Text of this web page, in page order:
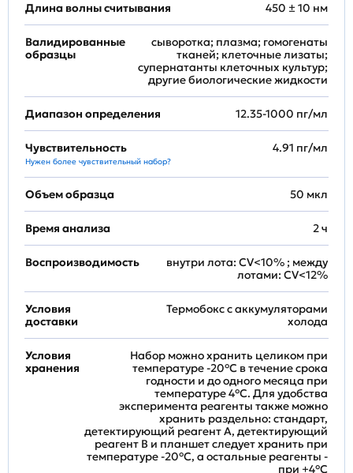
Длина волны считывания 450 ± 10 нм
Валидированные
образцы
сыворотка; плазма; гомогенаты
тканей; клеточные лизаты;
супернатанты клеточных культур;
другие биологические жидкости
Диапазон определения 12.35-1000 пг/мл
Чувствительность
Нужен более чувствительный набор?
4.91 пг/мл
Объем образца 50 мкл
Время анализа 2 ч
Воспроизводимость
внутри лота: CV<10% ; между
лотами: CV<12%
Условия
доставки
Термобокс с аккумуляторами
холода
Условия
хранения
Набор можно хранить целиком при
температуре -20°C в течение срока
годности и до одного месяца при
температуре 4°C. Для удобства
эксперимента реагенты также можно
хранить раздельно: стандарт,
детектирующий реагент A, детектирующий
реагент B и планшет следует хранить при
температуре -20°C, а остальные реагенты -
при +4°С